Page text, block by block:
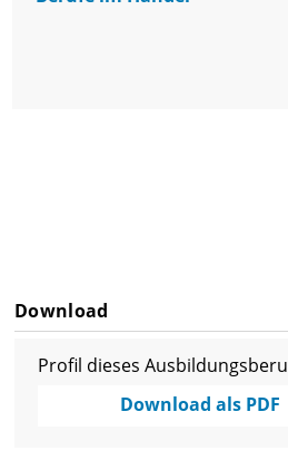
Download
Profil dieses
Download als PDF